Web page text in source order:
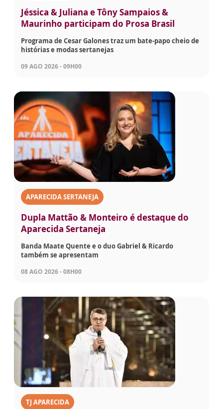
Jéssica & Juliana e Tôny Sampaios &
Maurinho participam do Prosa Brasil
Programa de Cesar Galones traz um bate-papo cheio de
histórias e modas sertanejas
09 AGO 2026 - 09H00
APARECIDA SERTANEJA
Dupla Mattão & Monteiro é destaque do
Aparecida Sertaneja
Banda Maate Quente e o duo Gabriel & Ricardo
também se apresentam
08 AGO 2026 - 08H00
TJ APARECIDA